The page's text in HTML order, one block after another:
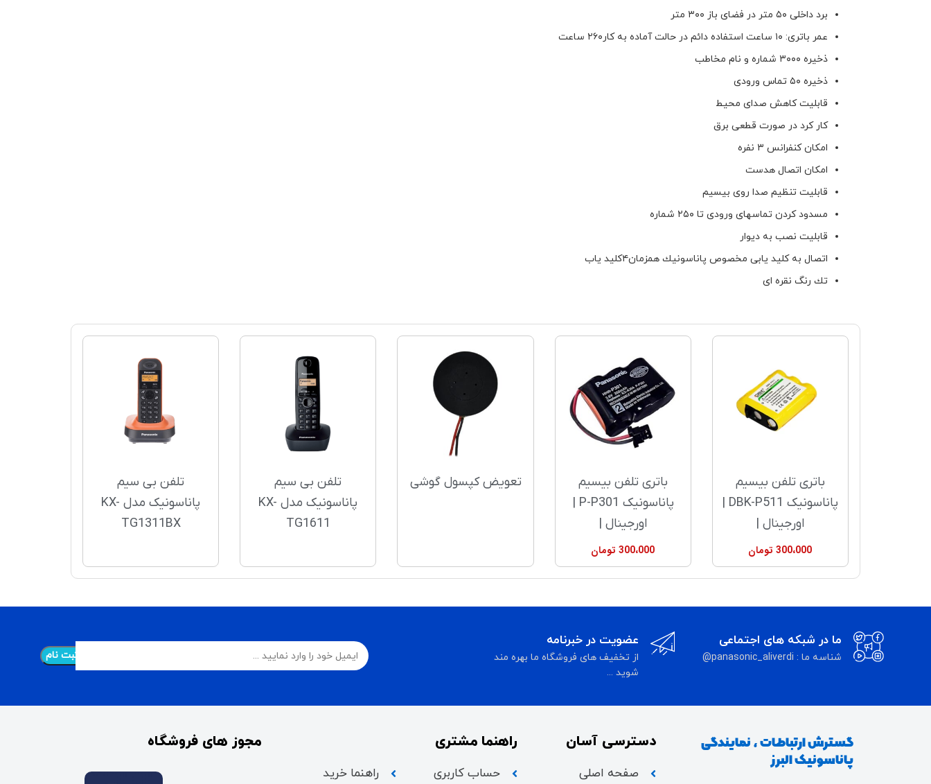
برد داخلى ٥٠ متر در فضاى باز ٣٠٠ متر
عمر باترى: ١٠ ساعت استفاده دائم در حالت آماده به كار٢٦٠ ساعت
ذخيره ٣٠٠٠ شماره و نام مخاطب
ذخيره ٥٠ تماس ورودى
قابليت كاهش صداى محيط
كار كرد در صورت قطعى برق
امكان كنفرانس ٣ نفره
امكان اتصال هدست
قابليت تنظيم صدا روى بيسيم
مسدود كردن تماسهاى ورودى تا ٢٥٠ شماره
قابليت نصب به ديوار
اتصال به كليد يابى مخصوص پاناسونيك همزمان٤كليد ياب
تك رنگ نقره اى
باتری تلفن بیسیم
اورجینال |
300،000 تومان
باتری تلفن بیسیم
اورجینال |
300،000 تومان
تعویض کپسول گوشی
تلفن بی سیم
پاناسونیک مدل KX-
TG1611
تلفن بی سیم
پاناسونیک مدل KX-
TG1311BX
ما در شبکه های اجتماعی
شناسه ما : panasonic_aliverdi@
عضویت در خبرنامه
از تخفیف های فروشگاه ما بهره مند
شوید ...
گسترش ارتباطات ، نمایندگی
پاناسونیک البرز
دسترسی آسان
صفحه اصلی
راهنما مشتری
حساب کاربری راهنما خرید
مجوز های فروشگاه